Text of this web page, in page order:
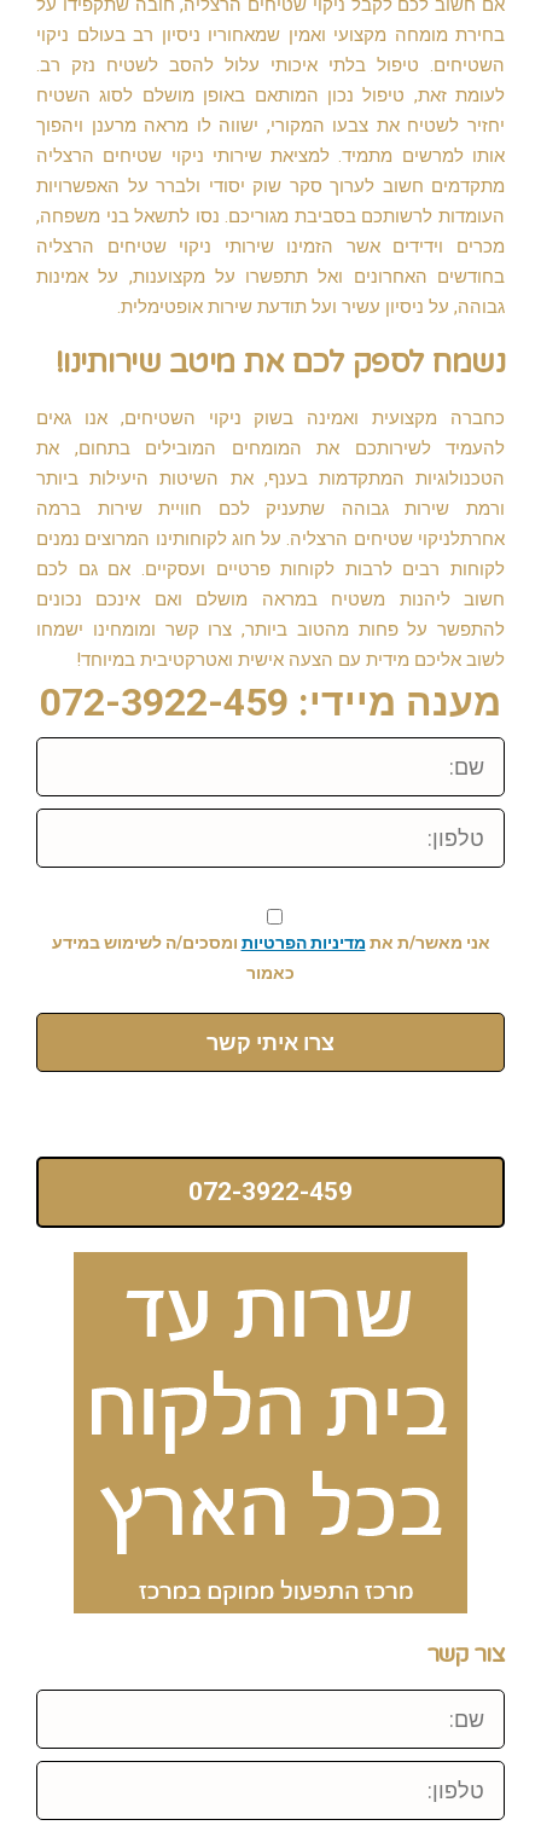
אם חשוב לכם לקבל ניקוי שטיחים הרצליה, חובה שתקפידו על
בחירת מומחה מקצועי ואמין שמאחוריו ניסיון רב בעולם ניקוי
השטיחים. טיפול בלתי איכותי עלול להסב לשטיח נזק רב.
לעומת זאת, טיפול נכון המותאם באופן מושלם לסוג השטיח
יחזיר לשטיח את צבעו המקורי, ישווה לו מראה מרענן ויהפוך
אותו למרשים מתמיד. למציאת שירותי ניקוי שטיחים הרצליה
מתקדמים חשוב לערוך סקר שוק יסודי ולברר על האפשרויות
העומדות לרשותכם בסביבת מגוריכם. נסו לתשאל בני משפחה,
מכרים וידידים אשר הזמינו שירותי ניקוי שטיחים הרצליה
בחודשים האחרונים ואל תתפשרו על מקצוענות, על אמינות
גבוהה, על ניסיון עשיר ועל תודעת שירות אופטימלית.
נשמח לספק לכם את מיטב שירותינו!
כחברה מקצועית ואמינה בשוק ניקוי השטיחים, אנו גאים
להעמיד לשירותכם את המומחים המובילים בתחום, את
הטכנולוגיות המתקדמות בענף, את השיטות היעילות ביותר
ורמת שירות גבוהה שתעניק לכם חוויית שירות ברמה
אחרתלניקוי שטיחים הרצליה. על חוג לקוחותינו המרוצים נמנים
לקוחות רבים לרבות לקוחות פרטיים ועסקיים. אם גם לכם
חשוב ליהנות משטיח במראה מושלם ואם אינכם נכונים
להתפשר על פחות מהטוב ביותר, צרו קשר ומומחינו ישמחו
לשוב אליכם מידית עם הצעה אישית ואטרקטיבית במיוחד!
מענה מיידי: 072-3922-459
שם:
טלפון:
אני מאשר/ת את מדיניות הפרטיות ומסכים/ה לשימוש במידע
כאמור
צרו איתי קשר
072-3922-459
צור קשר
שם:
טלפון: